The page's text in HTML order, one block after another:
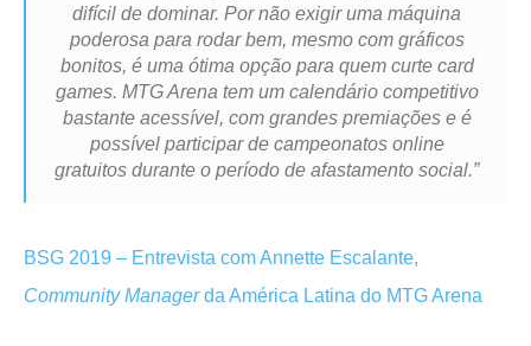
difícil de dominar. Por não exigir uma máquina
poderosa para rodar bem, mesmo com gráficos
bonitos, é uma ótima opção para quem curte card
games. MTG Arena tem um calendário competitivo
bastante acessível, com grandes premiações e é
possível participar de campeonatos online
gratuitos durante o período de afastamento social.”
BSG 2019 – Entrevista com Annette Escalante,
Community Managerda América Latina do MTG Arena